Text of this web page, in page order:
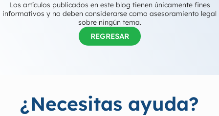
Los artículos publicados en este blog tienen únicamente fines
informativos y no deben considerarse como asesoramiento legal
sobre ningún tema.
REGRESAR
¿Necesitas ayuda?